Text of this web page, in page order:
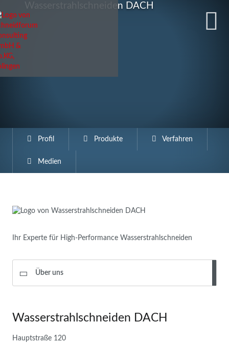
Wasserstrahlschneiden DACH
Profil Produkte Verfahren
Medien
Ihr Experte für High-Performance Wasserstrahlschneiden
Über uns
Wasserstrahlschneiden DACH
Hauptstraße 120